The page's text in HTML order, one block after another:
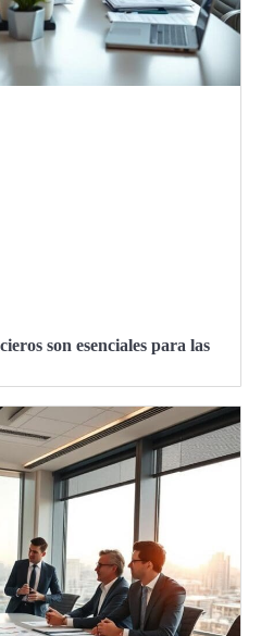
son esenciales para las